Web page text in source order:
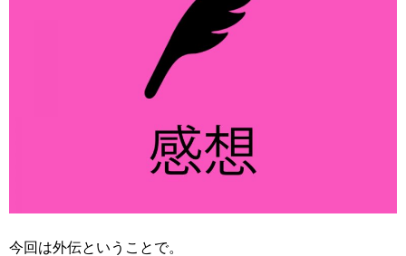
今回は外伝ということで。